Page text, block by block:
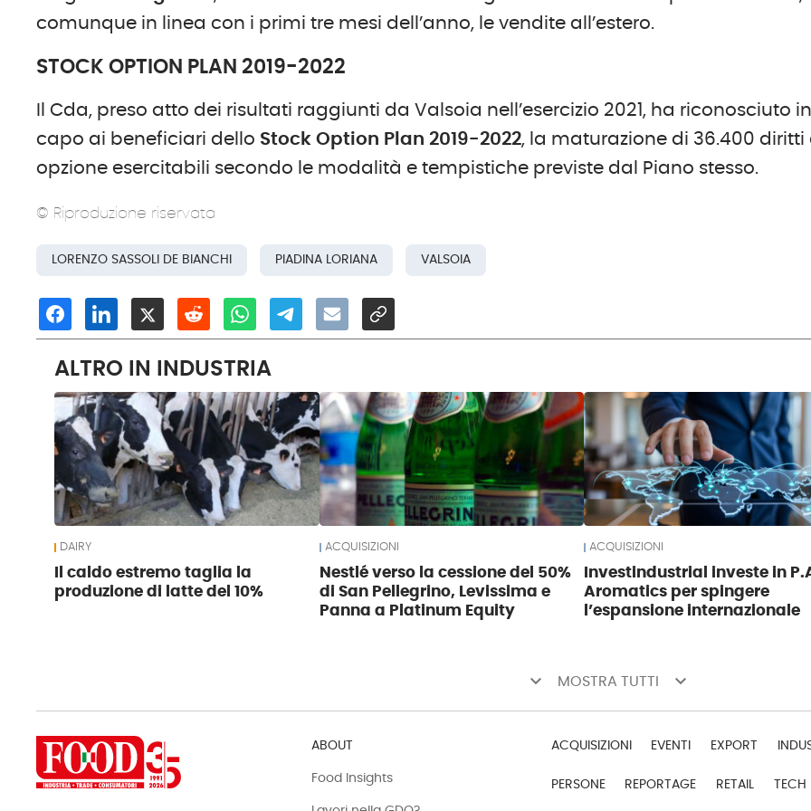
comunque in linea con i primi tre mesi dell’anno, le vendite all’estero.
STOCK OPTION PLAN 2019-2022
Il Cda, preso atto dei risultati raggiunti da Valsoia nell’esercizio 2021, ha riconosciuto
capo ai beneficiari dello Stock Option Plan 2019-2022, la maturazione di 36.400 diritti
opzione esercitabili secondo le modalità e tempistiche previste dal Piano stesso.
© Riproduzione riservata
LORENZO SASSOLI DE BIANCHI PIADINA LORIANA VALSOIA
ALTRO IN INDUSTRIA
DAIRY
Il caldo estremo taglia la
produzione di latte del 10%
ACQUISIZIONI
Nestlé verso la cessione del 50%
di San Pellegrino, Levissima e
Panna a Platinum Equity
ACQUISIZIONI
Investindustrial investe in
Aromatics per spingere
l’espansione internazionale
keyboard_arrow_down MOSTRA TUTTI keyboard_arrow_down
ABOUT
Food Insights
ACQUISIZIONI EVENTI EXPORT
PERSONE REPORTAGE RETAIL TECH